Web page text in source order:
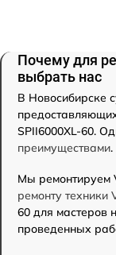
Почему для
выбрать нас
В Новосибирске
SPII6000XL-60.
преимуществами.
Мы ремонтируем
ремонту техники
60 для мастеров
проведенных